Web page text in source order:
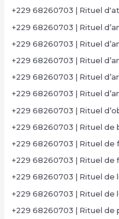
+229 68260703 | Rituel
+229 68260703 | Rituel
+229 68260703 | Rituel
+229 68260703 | Rituel
+229 68260703 | Rituel
+229 68260703 | Rituel
+229 68260703 | Rituel
+229 68260703 | Rituel de
+229 68260703 | Rituel
+229 68260703 | Rituel
+229 68260703 | Rituel de
+229 68260703 | Rituel de
+229 68260703 | Rituel